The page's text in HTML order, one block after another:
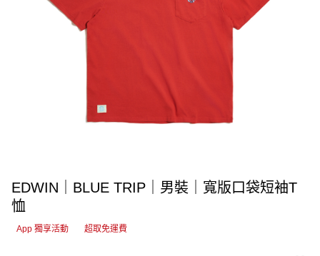
EDWIN｜BLUE TRIP｜男裝｜寬版口袋短袖T
恤
App 獨享活動 超取免運費